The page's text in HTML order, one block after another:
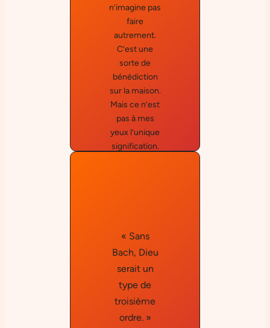
n’imagine pas
faire
autrement.
C’est une
sorte de
bénédiction
sur la maison.
Mais ce n’est
pas à mes
yeux l’unique
signification.
me fait
prendre
conscience
du prodige de
la vie et du
sentiment
Pau
Casals
« Sans
Bach, Dieu
serait un
type de
troisième
ordre. »
Emil
Cioran